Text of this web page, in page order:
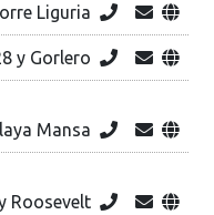
Liguria
y Gorlero
Mansa
Roosevelt